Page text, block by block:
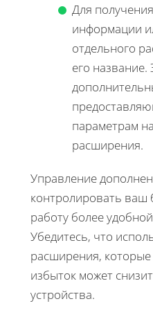
Для
информации
отдельного
его
параметрам
расширения.
Управление
контролировать ваш
работу более
Убедитесь, что
расширения,
избыток может
устройства.